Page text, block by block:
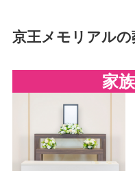
京王メモリアルの
家